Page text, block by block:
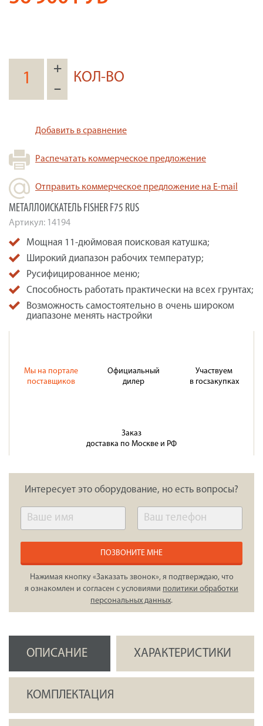
+
–
КОЛ-ВО
Добавить в сравнение
Распечатать коммерческое предложение
Отправить коммерческое предложение на E-mail
МЕТАЛЛОИСКАТЕЛЬ FISHER F75 RUS
Артикул: 14194
Мощная 11-дюймовая поисковая катушка;
Широкий диапазон рабочих температур;
Русифицированное меню;
Способность работать практически на всех грунтах;
Возможность самостоятельно в очень широком
диапазоне менять настройки
Мы на портале
поставщиков
Официальный
дилер
Участвуем
в госзакупках
Заказ
доставка по Москве и РФ
Интересует это оборудование, но есть вопросы?
ПОЗВОНИТЕ МНЕ
Нажимая кнопку «Заказать звонок», я подтверждаю, что
я ознакомлен и согласен с условиями политики обработки
персональных данных.
ОПИСАНИЕ ХАРАКТЕРИСТИКИ
КОМПЛЕКТАЦИЯ